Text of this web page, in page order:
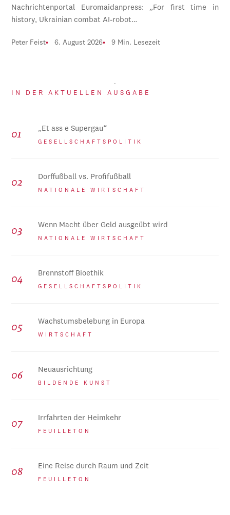
Nachrichtenportal Euromaidanpress: „For first time in
history, Ukrainian combat AI-robot…
Peter Feist 6. August 2026 9 Min. Lesezeit
IN DER AKTUELLEN AUSGABE
„Et ass e Supergau“
GESELLSCHAFTSPOLITIK
Dorffußball vs. Profifußball
NATIONALE WIRTSCHAFT
Wenn Macht über Geld ausgeübt wird
NATIONALE WIRTSCHAFT
Brennstoff Bioethik
GESELLSCHAFTSPOLITIK
Wachstumsbelebung in Europa
WIRTSCHAFT
Neuausrichtung
BILDENDE KUNST
Irrfahrten der Heimkehr
FEUILLETON
Eine Reise durch Raum und Zeit
FEUILLETON